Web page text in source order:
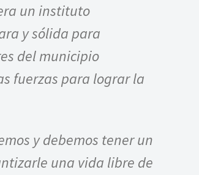
un instituto
y sólida para
del municipio
fuerzas para lograr la
y debemos tener un
una vida libre de